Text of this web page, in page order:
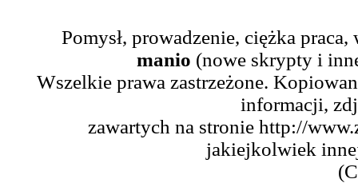
Pomysł, prowadzenie, ciężka
manio (nowe skrypty i
Wszelkie prawa zastrzeżone.
informacji,
zawartych na stronie http://
jakiejkolwiek